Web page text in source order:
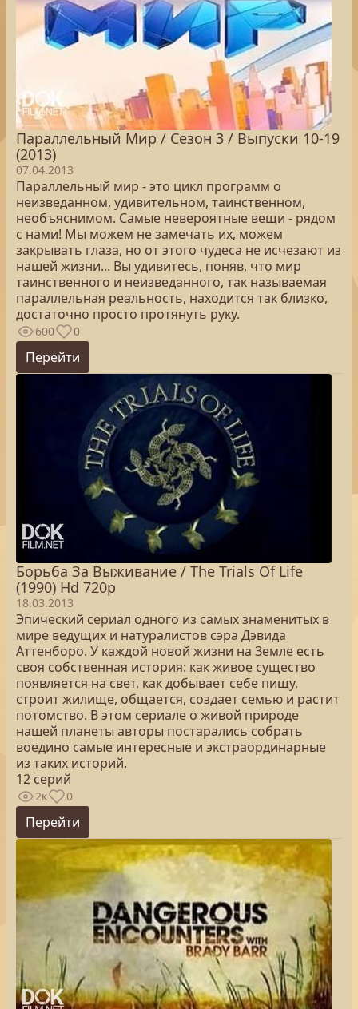
Параллельный Мир / Сезон 3 / Выпуски 10-19
(2013)
07.04.2013
Параллельный мир - это цикл программ о
неизведанном, удивительном, таинственном,
необъяснимом. Самые невероятные вещи - рядом
с нами! Мы можем не замечать их, можем
закрывать глаза, но от этого чудеса не исчезают из
нашей жизни... Вы удивитесь, поняв, что мир
таинственного и неизведанного, так называемая
параллельная реальность, находится так близко,
достаточно просто протянуть руку.
600 0
Перейти
Борьба За Выживание / The Trials Of Life
(1990) Hd 720p
18.03.2013
Эпический сериал одного из самых знаменитых в
мире ведущих и натуралистов сэра Дэвида
Аттенборо. У каждой новой жизни на Земле есть
своя собственная история: как живое существо
появляется на свет, как добывает себе пищу,
строит жилище, общается, создает семью и растит
потомство. В этом сериале о живой природе
нашей планеты авторы постарались собрать
воедино самые интересные и экстраординарные
из таких историй.
12 серий
2к 0
Перейти